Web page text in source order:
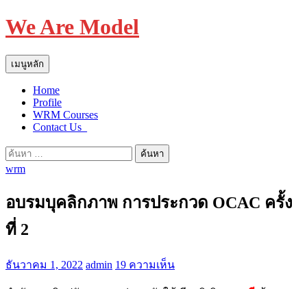
We Are Model
ค้นหา
เมนูหลัก
ยัง
เนื้อหา
Home
Profile
WRM Courses
Contact Us_
ค้นหา
สำหรับ:
wrm
อบรมบุคลิกภาพ การประกวด OCAC ครั้ง
ที่ 2
ธันวาคม 1, 2022 admin 19 ความเห็น